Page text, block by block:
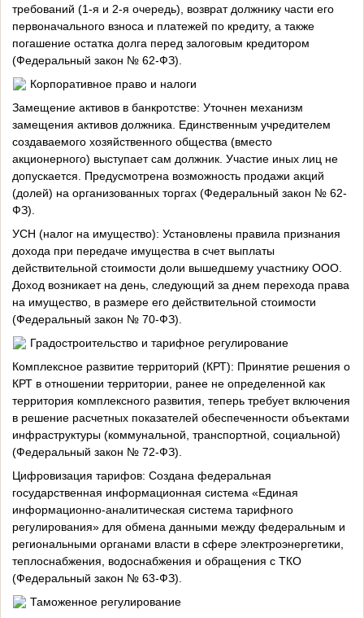
требований (1-я и 2-я очередь), возврат должнику части его
первоначального взноса и платежей по кредиту, а также
погашение остатка долга перед залоговым кредитором
(Федеральный закон № 62-ФЗ).
Корпоративное право и налоги
Замещение активов в банкротстве: Уточнен механизм
замещения активов должника. Единственным учредителем
создаваемого хозяйственного общества (вместо
акционерного) выступает сам должник. Участие иных лиц не
допускается. Предусмотрена возможность продажи акций
(долей) на организованных торгах (Федеральный закон № 62-
ФЗ).
УСН (налог на имущество): Установлены правила признания
дохода при передаче имущества в счет выплаты
действительной стоимости доли вышедшему участнику ООО.
Доход возникает на день, следующий за днем перехода права
на имущество, в размере его действительной стоимости
(Федеральный закон № 70-ФЗ).
Градостроительство и тарифное регулирование
Комплексное развитие территорий (КРТ): Принятие решения о
КРТ в отношении территории, ранее не определенной как
территория комплексного развития, теперь требует включения
в решение расчетных показателей обеспеченности объектами
инфраструктуры (коммунальной, транспортной, социальной)
(Федеральный закон № 72-ФЗ).
Цифровизация тарифов: Создана федеральная
государственная информационная система «Единая
информационно-аналитическая система тарифного
регулирования» для обмена данными между федеральным и
региональными органами власти в сфере электроэнергетики,
теплоснабжения, водоснабжения и обращения с ТКО
(Федеральный закон № 63-ФЗ).
Таможенное регулирование